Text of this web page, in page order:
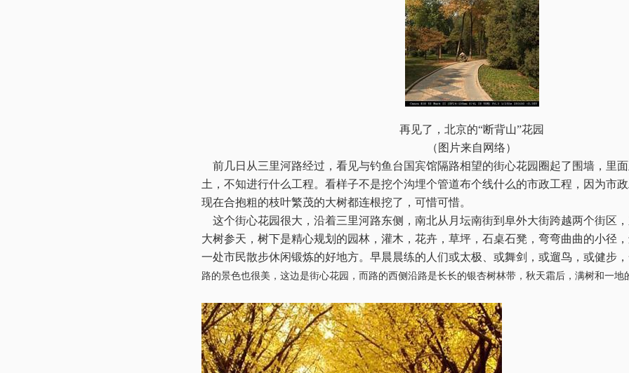
再见了，北京的“断背山”花园
（图片来自网络）
前几日从三里河路经过，看见与钓鱼台国宾馆隔路相望的街心花园圈起了围墙，里
土，不知进行什么工程。看样子不是挖个沟埋个管道布个线什么的市政工程，因为市
现在合抱粗的枝叶繁茂的大树都连根挖了，可惜可惜。
这个街心花园很大，沿着三里河路东侧，南北从月坛南街到阜外大街跨越两个街区
大树参天，树下是精心规划的园林，灌木，花卉，草坪，石桌石凳，弯弯曲曲的小径
一处市民散步休闲锻炼的好地方。早晨晨练的人们或太极、或舞剑，或遛鸟，或健步，
路的景色也很美，这边是街心花园，而路的西侧沿路是长长的银杏树林带，秋天霜后，满树和一地